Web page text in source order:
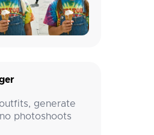
generate
photoshoots